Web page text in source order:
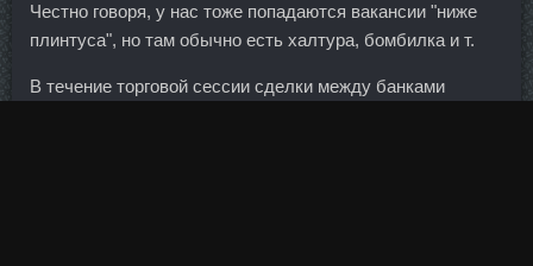
Честно говоря, у нас тоже попадаются вакансии "ниже
плинтуса", но там обычно есть халтура, бомбилка и т.
В течение торговой сессии сделки между банками